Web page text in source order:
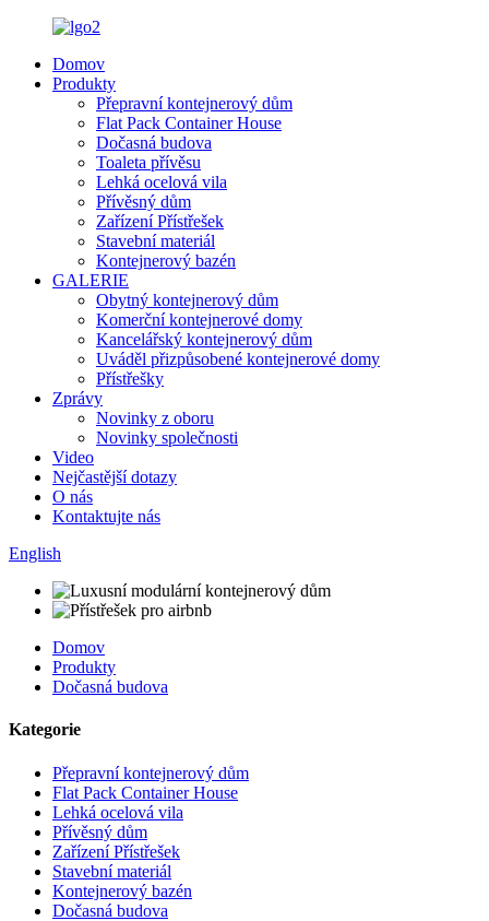
Domov
Produkty
Přepravní kontejnerový dům
Flat Pack Container House
Dočasná budova
Toaleta přívěsu
Lehká ocelová vila
Přívěsný dům
Zařízení Přístřešek
Stavební materiál
Kontejnerový bazén
GALERIE
Obytný kontejnerový dům
Komerční kontejnerové domy
Kancelářský kontejnerový dům
Uváděl přizpůsobené kontejnerové domy
Přístřešky
Zprávy
Novinky z oboru
Novinky společnosti
Video
Nejčastější dotazy
O nás
Kontaktujte nás
English
Domov
Produkty
Dočasná budova
Kategorie
Přepravní kontejnerový dům
Flat Pack Container House
Lehká ocelová vila
Přívěsný dům
Zařízení Přístřešek
Stavební materiál
Kontejnerový bazén
Dočasná budova